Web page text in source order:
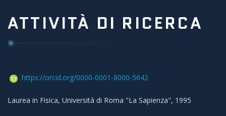
ATTIVITÀ DI RICERCA
https://orcid.org/0000-0001-8000-5642
Laurea in Fisica, Università di Roma "La Sapienza", 1995